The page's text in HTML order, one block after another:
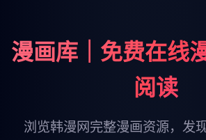
漫画库｜免费在线
阅读
浏览韩漫网完整漫画资源，发